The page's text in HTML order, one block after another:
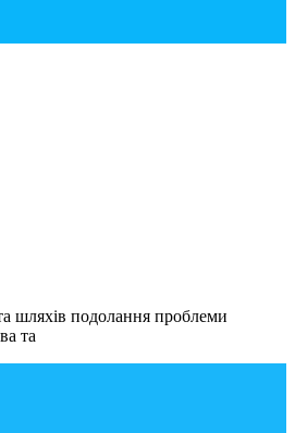
шляхів подолання проблеми
та